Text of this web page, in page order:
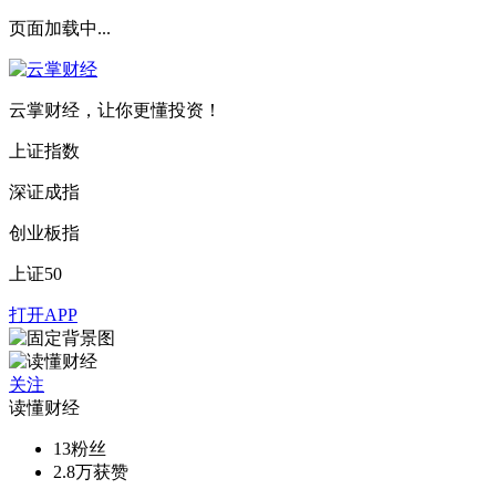
页面加载中...
云掌财经，让你更懂投资！
上证指数
深证成指
创业板指
上证50
打开APP
关注
读懂财经
13粉丝
2.8万获赞